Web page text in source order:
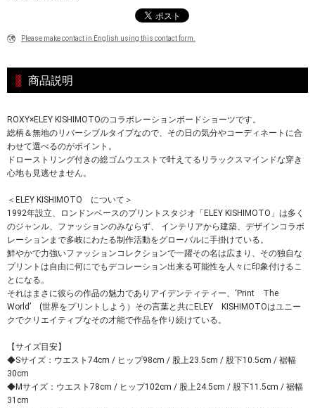
Please make contact in English using this contact form.
商品説明
ROXY×ELEY KISHIMOTOのコラボレーションボードショーツです。
総柄＆無地のリバーシブルタイプなので、その日の気分やコーディネートに合
わせて選べるのがポイント。
ドローストリング付きの総ゴムウエストで叶えてるリラックスマインドな穿き
心地も見逃せません。
＜ELEY KISHIMOTO について＞
1992年設立、ロンドンベースのプリントスタジオ「ELEY KISHIMOTO」は多く
のジャンル、ファッションのみならず、 インテリアから建築、デザインコラボ
レーションまで多岐にわたる制作活動をグローバルに手掛けている。
鮮やかで力強いファッションコレクションで一躍その名は広まり、その独自な
プリントは自由に何にでもデコレーション出来る可能性を人々に印象付けるこ
とになる。
それはまさに彼らの作品の魅力でありアイデンティティー、‘Print The
World’ (世界をプリントしよう）その言葉と共にELEY KISHIMOTOはユニー
クでクリエイティブなその才能で作品を作り続けている。
【サイズ目安】
◆Sサイズ：ウエスト74cm / ヒップ98cm / 股上23.5cm / 股下10.5cm / 裾幅
30cm
◆Mサイズ：ウエスト78cm / ヒップ102cm / 股上24.5cm / 股下11.5cm / 裾幅
31cm